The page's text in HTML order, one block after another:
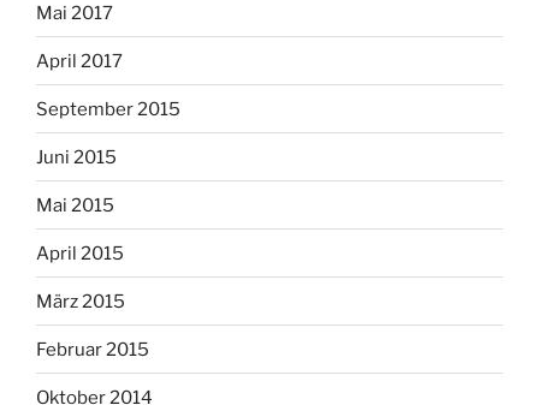
Mai 2017
April 2017
September 2015
Juni 2015
Mai 2015
April 2015
März 2015
Februar 2015
Oktober 2014